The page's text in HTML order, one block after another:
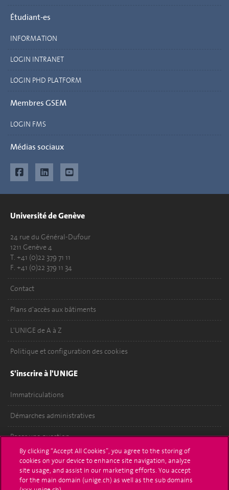
Étudiant-es
INFORMATION
LOGIN INTRANET
LOGIN PHD PLATFORM
Membres GSEM
LOGIN FMS
Médias sociaux
Université de Genève
24 rue du Général-Dufour
1211 Genève 4
T. +41 (0)22 379 71 11
F. +41 (0)22 379 11 34
Contact
Plans d'accès aux bâtiments
L'UNIGE de A à Z
Politique et configuration des cookies
S'inscrire à l'UNIGE
Immatriculations
Démarches administratives
Poser une question
L'UNIGE vous informe
UNIGE Mobile
By clicking “Accept All Cookies”, you agree to the storing of
cookies on your device to enhance site navigation, analyze
site usage, and assist in our marketing efforts. You accept
for the main domain (unige.ch) as well as the sub domains